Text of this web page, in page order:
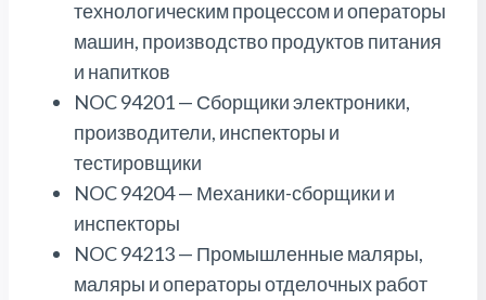
технологическим процессом и операторы
машин, производство продуктов питания
и напитков
NOC 94201 — Сборщики электроники,
производители, инспекторы и
тестировщики
NOC 94204 — Механики-сборщики и
инспекторы
NOC 94213 — Промышленные маляры,
маляры и операторы отделочных работ